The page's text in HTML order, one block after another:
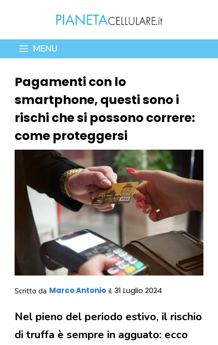
contenuto
MENU
Pagamenti con lo
smartphone, questi sono i
rischi che si possono correre:
come proteggersi
Scritto da Marco Antonio il 31 Luglio 2024
Nel pieno del periodo estivo, il rischio
di truffa è sempre in agguato: ecco